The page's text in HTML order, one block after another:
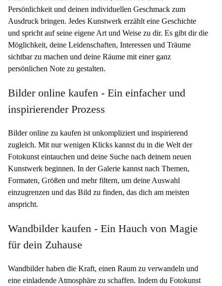
Persönlichkeit und deinen individuellen Geschmack zum
Ausdruck bringen. Jedes Kunstwerk erzählt eine Geschichte
und spricht auf seine eigene Art und Weise zu dir. Es gibt dir die
Möglichkeit, deine Leidenschaften, Interessen und Träume
sichtbar zu machen und deine Räume mit einer ganz
persönlichen Note zu gestalten.
Bilder online kaufen - Ein einfacher und
inspirierender Prozess
Bilder online zu kaufen ist unkompliziert und inspirierend
zugleich. Mit nur wenigen Klicks kannst du in die Welt der
Fotokunst eintauchen und deine Suche nach deinem neuen
Kunstwerk beginnen. In der Galerie kannst nach Themen,
Formaten, Größen und mehr filtern, um deine Auswahl
einzugrenzen und das Bild zu finden, das dich am meisten
anspricht.
Wandbilder kaufen - Ein Hauch von Magie
für dein Zuhause
Wandbilder haben die Kraft, einen Raum zu verwandeln und
eine einladende Atmosphäre zu schaffen. Indem du Fotokunst